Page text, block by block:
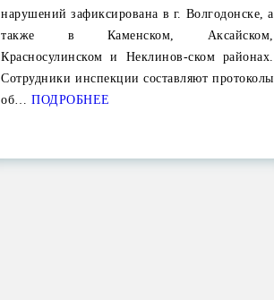
нарушений зафиксирована в г. Волгодонске, а
также в Каменском, Аксайском,
Красносулинском и Неклинов-ском районах.
Сотрудники инспекции составляют протоколы
об… ПОДРОБНЕЕ